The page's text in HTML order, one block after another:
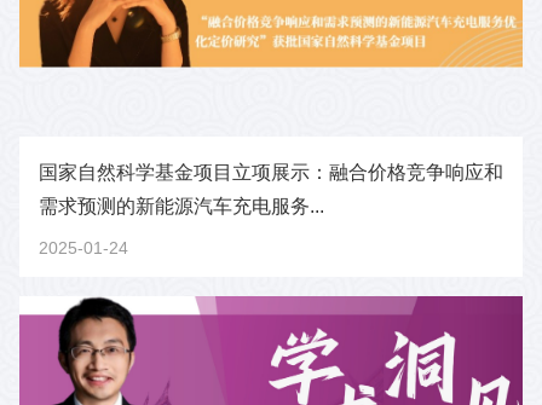
国家自然科学基金项目立项展示：融合价格竞争响应和
需求预测的新能源汽车充电服务...
2025-01-24